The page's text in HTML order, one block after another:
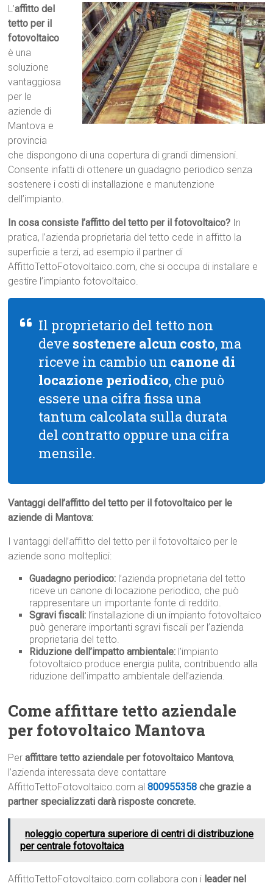
L’affitto del
tetto per il
fotovoltaico
è una
soluzione
vantaggiosa
per le
aziende di
Mantova e
provincia
che dispongono di una copertura di grandi dimensioni.
Consente infatti di ottenere un guadagno periodico senza
sostenere i costi di installazione e manutenzione
dell’impianto.
In cosa consiste l’affitto del tetto per il fotovoltaico? In
pratica, l’azienda proprietaria del tetto cede in affitto la
superficie a terzi, ad esempio il partner di
AffittoTettoFotovoltaico.com, che si occupa di installare e
gestire l’impianto fotovoltaico.
Il proprietario del tetto non
deve sostenere alcun costo, ma
riceve in cambio un canone di
locazione periodico, che può
essere una cifra fissa una
tantum calcolata sulla durata
del contratto oppure una cifra
mensile.
Vantaggi dell’affitto del tetto per il fotovoltaico per le
aziende di Mantova:
I vantaggi dell’affitto del tetto per il fotovoltaico per le
aziende sono molteplici:
Guadagno periodico: l’azienda proprietaria del tetto
riceve un canone di locazione periodico, che può
rappresentare un importante fonte di reddito.
Sgravi fiscali: l’installazione di un impianto fotovoltaico
può generare importanti sgravi fiscali per l’azienda
proprietaria del tetto.
Riduzione dell’impatto ambientale: l’impianto
fotovoltaico produce energia pulita, contribuendo alla
riduzione dell’impatto ambientale dell’azienda.
Come affittare tetto aziendale
per fotovoltaico Mantova
Peraffittare tetto aziendale per fotovoltaico Mantova,
l’azienda interessata deve contattare
AffittoTettoFotovoltaico.com al800955358 che grazie a
partner specializzati darà risposte concrete.
noleggio copertura superiore di centri di distribuzione
per centrale fotovoltaica
AffittoTettoFotovoltaico.com collabora con i leader nel